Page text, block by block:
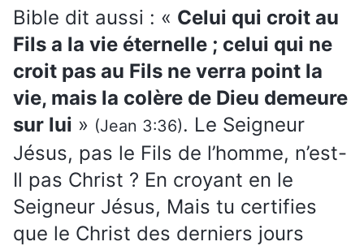
Bible dit aussi : « Celui qui croit au
Fils a la vie éternelle ; celui qui ne
croit pas au Fils ne verra point la
vie, mais la colère de Dieu demeure
sur lui » (Jean 3:36). Le Seigneur
Jésus, pas le Fils de l’homme, n’est-
Il pas Christ ? En croyant en le
Seigneur Jésus, Mais tu certifies
que le Christ des derniers jours